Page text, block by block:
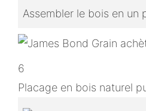
Assembler le bois en un
6
Placage en bois naturel